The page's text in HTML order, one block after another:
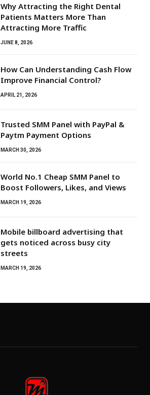
Why Attracting the Right Dental
Patients Matters More Than
Attracting More Traffic
JUNE 8, 2026
How Can Understanding Cash Flow
Improve Financial Control?
APRIL 21, 2026
Trusted SMM Panel with PayPal &
Paytm Payment Options
MARCH 30, 2026
World No.1 Cheap SMM Panel to
Boost Followers, Likes, and Views
MARCH 19, 2026
Mobile billboard advertising that
gets noticed across busy city
streets
MARCH 19, 2026